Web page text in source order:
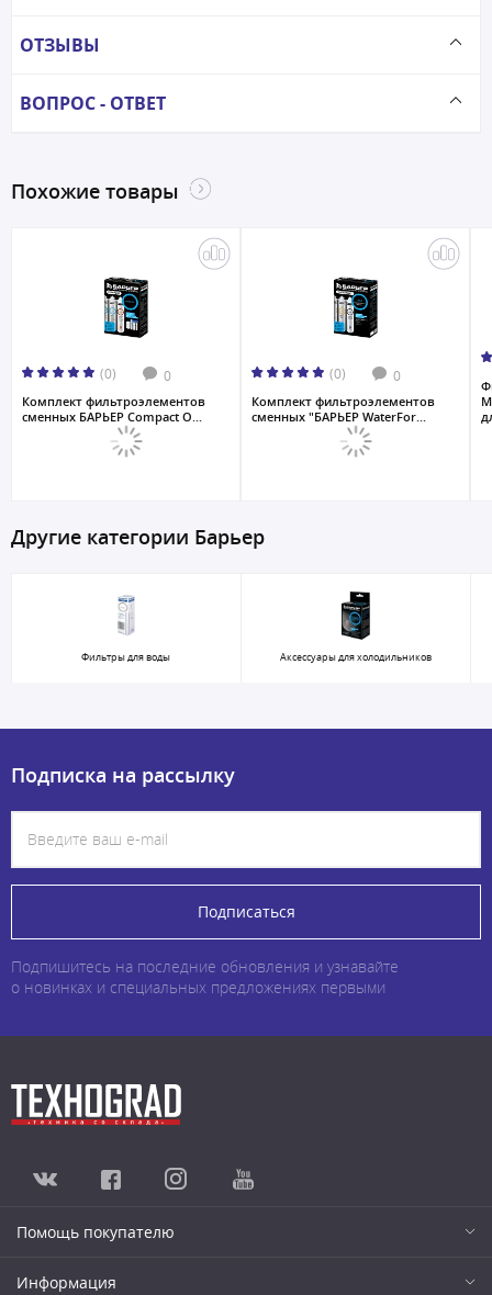
ОТЗЫВЫ
ВОПРОС - ОТВЕТ
Похожие товары
(0) 0
Комплект фильтроэлементов
сменных БАРЬЕР Compact O...
(0) 0
Комплект фильтроэлементов
сменных "БАРЬЕР WaterFor...
Другие категории Барьер
Фильтры для воды Аксессуары для холодильников
Подписка на рассылку
Подписаться
Подпишитесь на последние обновления и узнавайте
о новинках и специальных предложениях первыми
Помощь покупателю
Информация